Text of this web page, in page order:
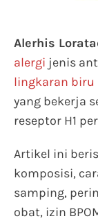
Alerhis
alergi jenis
lingkaran biru
yang bekerja
reseptor H1
Artikel ini
komposisi,
samping,
obat, izin